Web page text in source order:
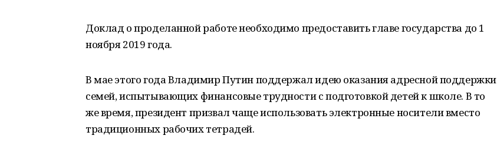
Доклад о проделанной работе необходимо предоставить главе государства до 1
ноября 2019 года.
В мае этого года Владимир Путин поддержал идею оказания адресной поддержки
семей, испытывающих финансовые трудности с подготовкой детей к школе. В то
же время, президент призвал чаще использовать электронные носители вместо
традиционных рабочих тетрадей.